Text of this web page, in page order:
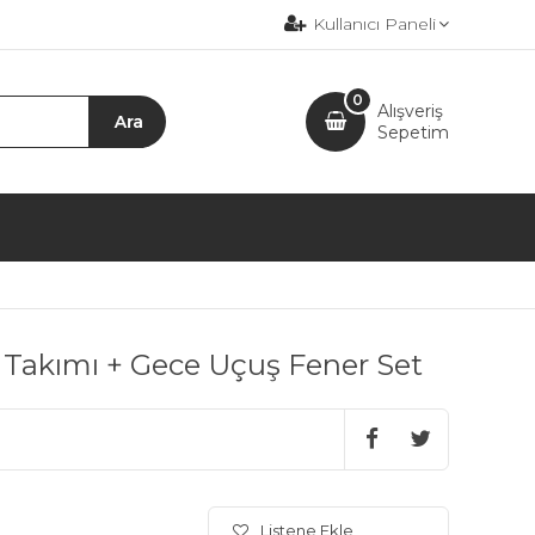
Kullanıcı Paneli
Alışveriş
Sepetim
0
+ Gece Uçuş Fener Set
Listene Ekle